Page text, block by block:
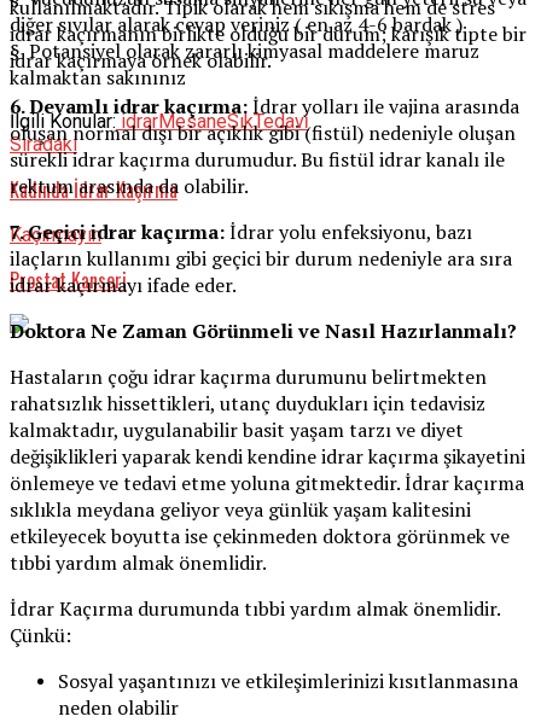
diğer sıvılar alarak cevap veriniz ( en az 4-6 bardak )
§ Potansiyel olarak zararlı kimyasal maddelere maruz
kalmaktan sakınınız
İlgili Konular: idrarMesaneSıkTedavi̇
Sıradaki
Kadında İdrar Kaçırma
Kaçırmayın
Prostat Kanseri
kullanılmaktadır. Tipik olarak hem sıkışma hem de stres
idrar kaçırmanın birlikte olduğu bir durum; karışık tipte bir
idrar kaçırmaya örnek olabilir.
6. Devamlı idrar kaçırma:İdrar yolları ile vajina arasında
oluşan normal dışı bir açıklık gibi (fistül) nedeniyle oluşan
sürekli idrar kaçırma durumudur. Bu fistül idrar kanalı ile
rektum arasında da olabilir.
7. Geçici idrar kaçırma:İdrar yolu enfeksiyonu, bazı
ilaçların kullanımı gibi geçici bir durum nedeniyle ara sıra
idrar kaçırmayı ifade eder.
Doktora Ne Zaman Görünmeli ve Nasıl Hazırlanmalı?
Hastaların çoğu idrar kaçırma durumunu belirtmekten
rahatsızlık hissettikleri, utanç duydukları için tedavisiz
kalmaktadır, uygulanabilir basit yaşam tarzı ve diyet
değişiklikleri yaparak kendi kendine idrar kaçırma şikayetini
önlemeye ve tedavi etme yoluna gitmektedir. İdrar kaçırma
sıklıkla meydana geliyor veya günlük yaşam kalitesini
etkileyecek boyutta ise çekinmeden doktora görünmek ve
tıbbi yardım almak önemlidir.
İdrar Kaçırma durumunda tıbbi yardım almak önemlidir.
Çünkü:
Sosyal yaşantınızı ve etkileşimlerinizi kısıtlanmasına
neden olabilir